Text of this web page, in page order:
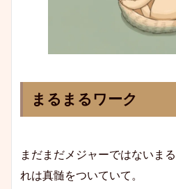
まるまるワーク
まだまだメジャーではないま
れは真髄をついていて。